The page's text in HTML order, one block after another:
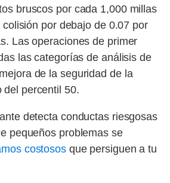
bruscos por cada 1,000 millas
por debajo de 0.07 por
Las operaciones de primer
las categorías de análisis de
de la seguridad de la
del percentil 50.
detecta conductas riesgosas
pequeños problemas se
costososque persiguen a tu